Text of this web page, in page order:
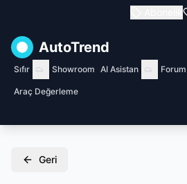
AutoTrend
Sıfır Showroom AI Asistan Forum
Araç Değerleme
Geri